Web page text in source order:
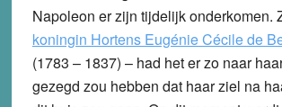
Napoleon er zijn tijdelijk onderkomen.
koningin Hortens Eugénie Cécile de
(1783 – 1837) – had het er zo naar
gezegd zou hebben dat haar ziel na